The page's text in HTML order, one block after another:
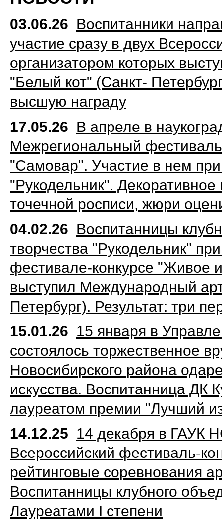
03.06.26 Воспитанники
участие сразу в двух
организатором которых
"Белый кот" (Санкт-
высшую награду
17.05.26 В апреле в
Межрегиональный
"Самовар". Участие в нем
"Рукодельник".
точечной росписи, жюри
04.02.26 Воспитанницы
творчества "Рукодельник"
фестивале‑конкурсе "Живое
выступил Международный
Петербург). Результат: три
15.01.26 15 января в
состоялось торжественное
Новосибирского района
искусства. Воспитанница ДК
лауреатом премии "Лучший
14.12.25 14 декабря в ГАУК
Всероссийский фестиваль-
рейтинговые соревнования
Воспитанницы клубного
Лауреатами I степени